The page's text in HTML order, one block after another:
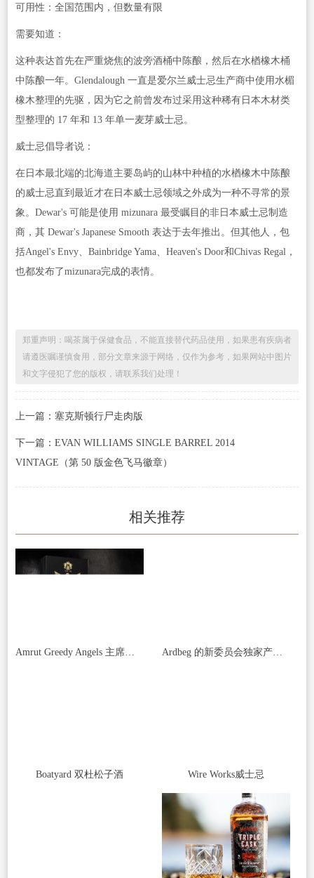
可用性：全国范围内，但数量有限
需要知道：
这种表达首先在严重烧焦的波旁酒桶中陈酿，然后在水楢橡木桶
中陈酿一年。Glendalough 一直是爱尔兰威士忌生产商中使用水楣
橡木整理的先驱，因为它之前曾发布过采用这种稀有日本木材类
型整理的 17 年和 13 年单一麦芽威士忌。
威士忌倡导者说：
在日本最北端的北海道主要岛屿的山林中种植的水楢橡木中陈酿
的威士忌直到最近才在日本威士忌领域之外成为一种不寻常的景
象。Dewar's 可能是使用 mizunara 最受瞩目的非日本威士忌制造
商，其 Dewar's Japanese Smooth 表达于去年推出。但其他人，包
括Angel's Envy、Bainbridge Yama、Heaven's Door和Chivas Regal，
也都发布了mizunara完成的表情。
郑重声明：喝茶属于保健食品，不能直接替代药品使用，如果患有疾病者
请遵医嘱谨慎食用，部分文章来源于网络，仅作为参考，如果网站中图片
和文字侵犯了您的版权，请联系我们处理！
上一篇：塞克斯顿行尸走肉版
下一篇：EVAN WILLIAMS SINGLE BARREL 2014
VINTAGE（第 50 版金色飞马徽章）
相关推荐
Amrut Greedy Angels 主席珍藏 12 岁 Ardbeg 的新委员会独家产品是酿酒厂有史以来最长的发酵
Boatyard 双杜松子酒 Wire Works威士忌